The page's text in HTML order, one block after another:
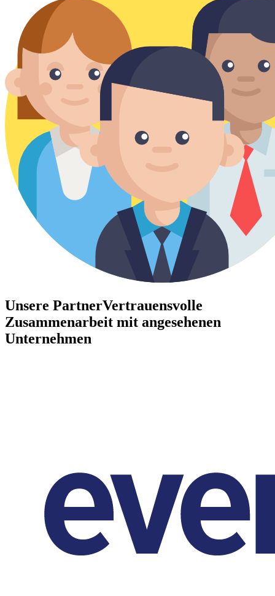
Unsere PartnerVertrauensvolle
Zusammenarbeit mit angesehenen
Unternehmen